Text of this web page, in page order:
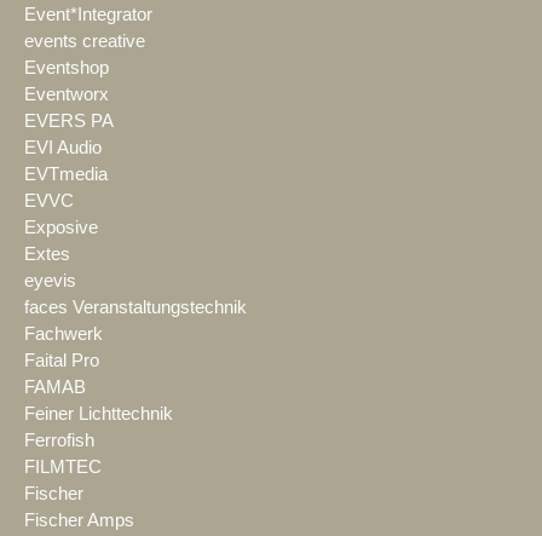
Event*Integrator
events creative
Eventshop
Eventworx
EVERS PA
EVI Audio
EVTmedia
EVVC
Exposive
Extes
eyevis
faces Veranstaltungstechnik
Fachwerk
Faital Pro
FAMAB
Feiner Lichttechnik
Ferrofish
FILMTEC
Fischer
Fischer Amps